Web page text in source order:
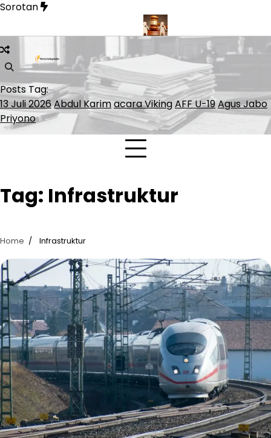
Skip
content
Sorotan
Lolos ke ATP Finals 2026 Presiden Polandia Tolak
Posts Tag:
13 Juli 2026Abdul Karimacara VikingAFF U-19Agus Jabo
Priyono
Tag: Infrastruktur
Home Infrastruktur